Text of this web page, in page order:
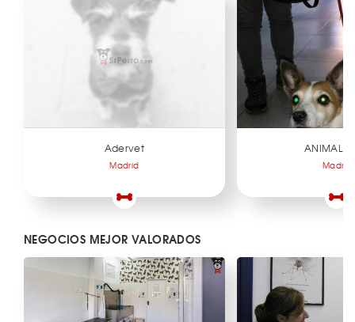
Adervet
Madrid
ANIMAL
Madrid
NEGOCIOS MEJOR VALORADOS